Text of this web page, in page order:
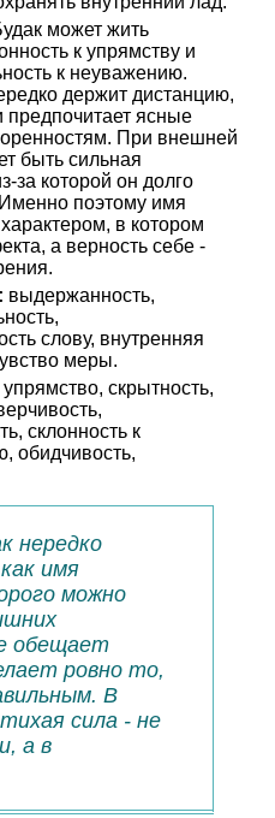
может жить
к упрямству и
к неуважению.
держит дистанцию,
предпочитает ясные
При внешней
быть сильная
за которой он долго
поэтому имя
в котором
а верность себе -
выдержанность,
слову, внутренняя
меры.
упрямство, скрытность,
склонность к
обидчивость,
нередко
имя
можно
обещает
ровно то,
В
сила - не
а в